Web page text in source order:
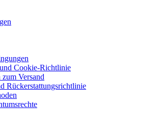
Cookie-Richtlinie
Versand
Rückerstattungsrichtlinie